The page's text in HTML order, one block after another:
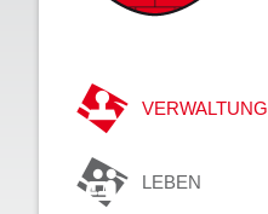
VERWALTUNG
LEBEN